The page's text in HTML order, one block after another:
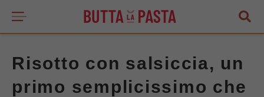
Risotto con salsiccia, un
primo semplicissimo che